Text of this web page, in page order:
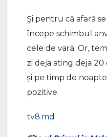
Și pentru că afară
începe schimbul
cele de vară. Or,
zi deja ating deja 20
și pe timp de
pozitive.
tv8.md